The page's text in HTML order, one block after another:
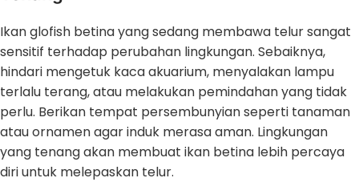
Ikan glofish betina yang sedang membawa telur sangat
sensitif terhadap perubahan lingkungan. Sebaiknya,
hindari mengetuk kaca akuarium, menyalakan lampu
terlalu terang, atau melakukan pemindahan yang tidak
perlu. Berikan tempat persembunyian seperti tanaman
atau ornamen agar induk merasa aman. Lingkungan
yang tenang akan membuat ikan betina lebih percaya
diri untuk melepaskan telur.